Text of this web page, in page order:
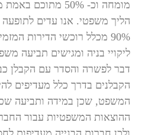
מומחה וכ- 50%
90% מכלל רוכשי הדירות
ליקויי בניה ומגישים תביעה
דבר לפשרה והסדר עם הקבלן
הקבלנים בדרך כלל מעדיפים
המשפט, שכן במידה ותביעה
ההוצאות המשפטיות עבור